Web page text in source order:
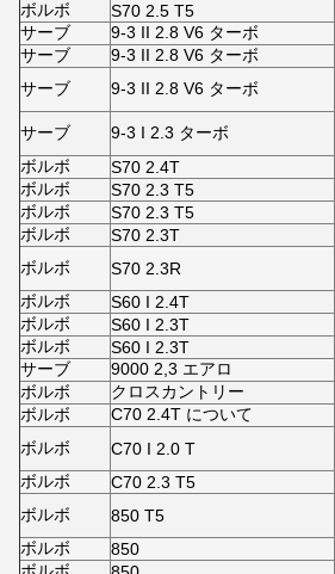
ボルボ
S70 2.5 T5
サーブ
9-3 II 2.8 V6 ターボ
サーブ
9-3 II 2.8 V6 ターボ
サーブ
9-3 II 2.8 V6 ターボ
サーブ 9-3 I 2.3 ターボ
ボルボ
S70 2.4T
ボルボ
S70 2.3 T5
ボルボ
S70 2.3 T5
ボルボ
S70 2.3T
ボルボ
S70 2.3R
ボルボ
S60 I 2.4T
ボルボ
S60 I 2.3T
ボルボ
S60 I 2.3T
サーブ
9000 2,3 エアロ
ボルボ
クロスカントリー
ボルボ
C70 2.4T について
ボルボ
C70 I 2.0 T
ボルボ
C70 2.3 T5
ボルボ
850 T5
ボルボ
850